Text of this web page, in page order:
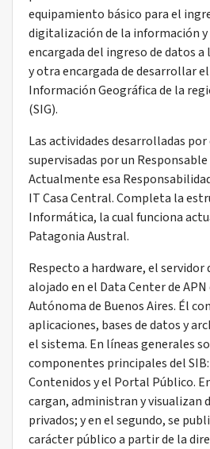
equipamiento básico para el
digitalización de la información y
encargada del ingreso de datos a
y otra encargada de desarrollar
Información Geográfica de la
(SIG).
Las actividades desarrolladas por
supervisadas por un Responsable
Actualmente esa
IT Casa Central. Completa la
Informática, la cual funciona
Patagonia Austral.
Respecto a hardware, el servidor
alojado en el Data Center de APN
Autónoma de Buenos Aires. Él
aplicaciones, bases de datos y
el sistema. En líneas generales
componentes principales del
Contenidos y el Portal Público.
cargan, administran y visualizan
privados; y en el segundo, se
carácter público a partir de la